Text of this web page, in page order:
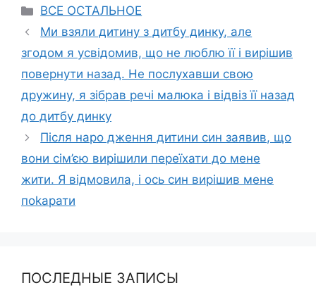
Categories
ВСЕ ОСТАЛЬНОЕ
Ми взяли дитину з дитбу динку, але
згодом я усвідомив, що не люблю її і вирішив
повернути назад. Не послухавши свою
дружину, я зібрав речі малюка і відвіз її назад
до дитбу динку
Після наро дження дитини син заявив, що
вони сім’єю вирішили переїхати до мене
жити. Я відмовила, і ось син вирішив мене
поkарати
ПОСЛЕДНЫЕ ЗАПИСЫ